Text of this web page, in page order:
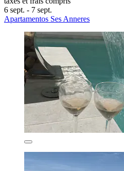
6 sept. - 7 sept.
Apartamentos Ses Anneres